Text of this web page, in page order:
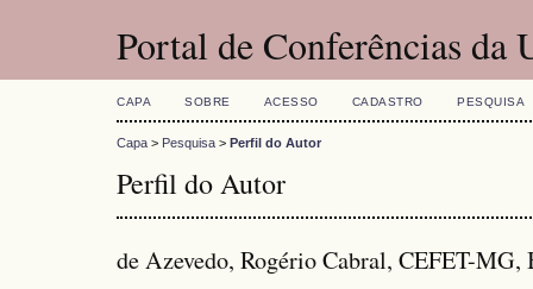
Portal de Conferências da
CAPA SOBRE ACESSO CADASTRO PESQUISA
Capa > Pesquisa > Perfil do Autor
Perfil do Autor
de Azevedo, Rogério Cabral, CEFET-MG,